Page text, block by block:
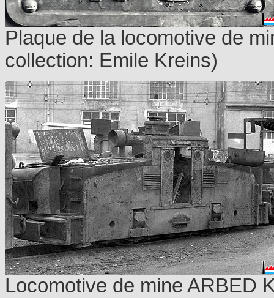
Plaque de la locomotive de
collection: Emile Kreins)
Locomotive de mine ARBED